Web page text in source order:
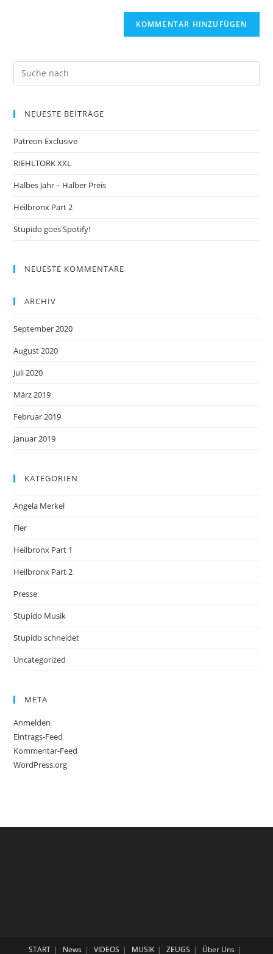
NEUESTE BEITRÄGE
Patreon Exclusive
RIEHLTORK XXL
Halbes Jahr – Halber Preis
Heilbronx Part 2
Stupido goes Spotify!
NEUESTE KOMMENTARE
ARCHIV
September 2020
August 2020
Juli 2020
März 2019
Februar 2019
Januar 2019
KATEGORIEN
Angela Merkel
Fler
Heilbronx Part 1
Heilbronx Part 2
Presse
Stupido Musik
Stupido schneidet
Uncategorized
META
Anmelden
Eintrags-Feed
Kommentar-Feed
WordPress.org
START News VIDEOS MUSIK ZEUGS Über Uns